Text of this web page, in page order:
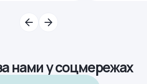
нами у соцмережах